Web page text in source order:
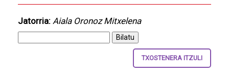
Jatorria: Aiala Oronoz Mitxelena
TXOSTENERA ITZULI